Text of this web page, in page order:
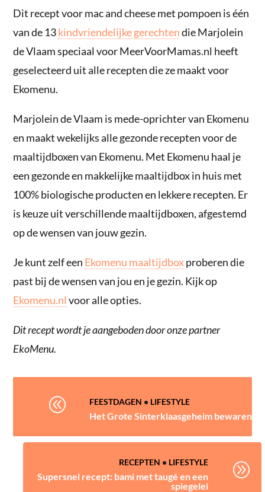
Dit recept voor mac and cheese met pompoen is één
van de 13kindvriendelijke gerechtendie Marjolein
de Vlaam speciaal voor MeerVoorMamas.nl heeft
geselecteerd uit alle recepten die ze maakt voor
Ekomenu.
Marjolein de Vlaam is mede-oprichter van Ekomenu
en maakt wekelijks alle gezonde recepten voor de
maaltijdboxen van Ekomenu. Met Ekomenu haal je
een gezonde en makkelijke maaltijdbox in huis met
100% biologische producten en lekkere recepten. Er
is keuze uit verschillende maaltijdboxen, afgestemd
op de wensen van jouw gezin.
Je kunt zelf een Ekomenu maaltijdboxproberen die
past bij de wensen van jou en je gezin. Kijk op
Ekomenu.nl voor alle opties.
Dit recept wordt je aangeboden door onze partner
EkoMenu.
@ FEESTDAGEN • LIFESTYLE
Het Grote Sinterklaasgeheim bewaren
RECEPTEN • LIFESTYLE
Supersnel recept: bami met taugé en een
spiegelei
A